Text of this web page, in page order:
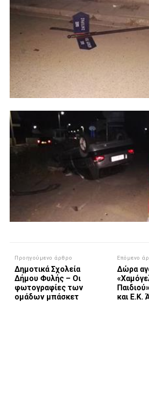
Προηγούμενο άρθρο
Δημοτικά Σχολεία
Δήμου Φυλής – Οι
φωτογραφίες των
ομάδων μπάσκετ
Επόμενο
Δώρα
και Ε.Κ.